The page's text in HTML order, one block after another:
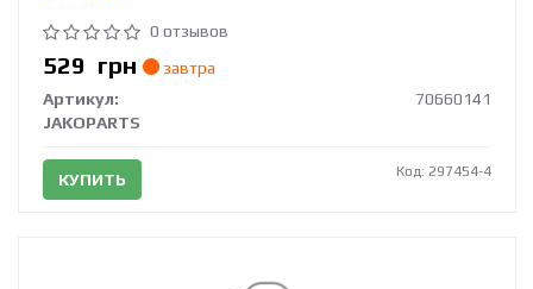
0 отзывов
529 грн
завтра
Артикул:
70660141
JAKOPARTS
КУПИТЬ Код: 297454-4